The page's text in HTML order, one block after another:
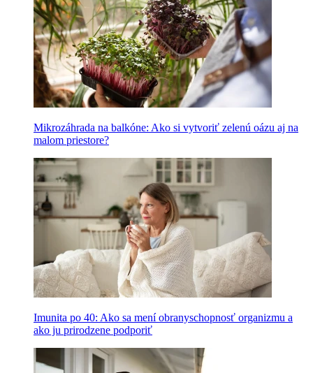
Mikrozáhrada na balkóne: Ako si vytvoriť zelenú oázu aj na
malom priestore?
Imunita po 40: Ako sa mení obranyschopnosť organizmu a
ako ju prirodzene podporiť